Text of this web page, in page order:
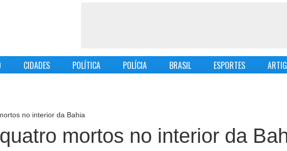
CIDADES POLÍTICA POLÍCIA BRASIL ESPORTES
no interior da Bahia
mortos no interior da